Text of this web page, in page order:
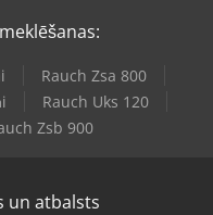
Rauch Zsa 800
Rauch Uks 120
Zsb 900
un atbalsts